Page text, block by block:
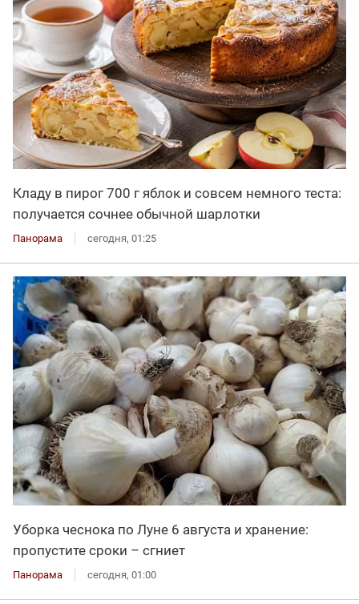
Кладу в пирог 700 г яблок и совсем немного теста:
получается сочнее обычной шарлотки
Панорама сегодня, 01:25
Уборка чеснока по Луне 6 августа и хранение:
пропустите сроки – сгниет
Панорама сегодня, 01:00